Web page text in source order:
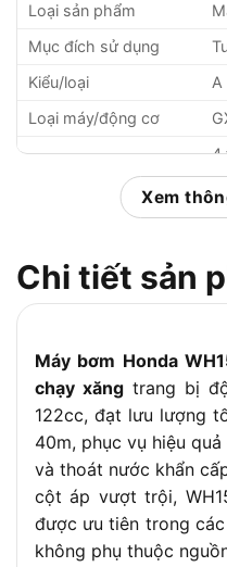
Loại sản phẩm
Mục đích sử dụng
Kiểu/loại
A
Loại máy/động cơ
4
Lưu lượng tối đa
Đường kính x hành
trình piston
Kiểu đánh lửa
Góc đánh lửa
Kiểu bugi
Kiểu bôi trơn
Dung tích nhớt
Xem
Chi tiết sản
Máy bơm Honda
chạy xăngtrang bị
122cc, đạt lưu lượng
40m, phục vụ hiệu
và thoát nước khẩn
cột áp vượt trội,
được ưu tiên trong
không phụ thuộc